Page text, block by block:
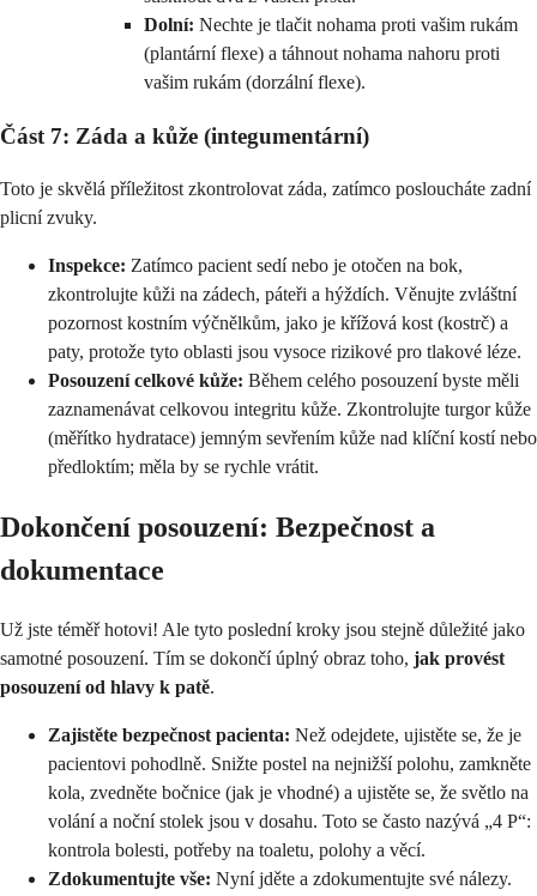
Dolní: Nechte je tlačit nohama proti vašim rukám
(plantární flexe) a táhnout nohama nahoru proti
vašim rukám (dorzální flexe).
Část 7: Záda a kůže (integumentární)
Toto je skvělá příležitost zkontrolovat záda, zatímco posloucháte zadní
plicní zvuky.
Inspekce: Zatímco pacient sedí nebo je otočen na bok,
zkontrolujte kůži na zádech, páteři a hýždích. Věnujte zvláštní
pozornost kostním výčnělkům, jako je křížová kost (kostrč) a
paty, protože tyto oblasti jsou vysoce rizikové pro tlakové léze.
Posouzení celkové kůže: Během celého posouzení byste měli
zaznamenávat celkovou integritu kůže. Zkontrolujte turgor kůže
(měřítko hydratace) jemným sevřením kůže nad klíční kostí nebo
předloktím; měla by se rychle vrátit.
Dokončení posouzení: Bezpečnost a
dokumentace
Už jste téměř hotovi! Ale tyto poslední kroky jsou stejně důležité jako
samotné posouzení. Tím se dokončí úplný obraz toho, jak provést
posouzení od hlavy k patě.
Zajistěte bezpečnost pacienta: Než odejdete, ujistěte se, že je
pacientovi pohodlně. Snižte postel na nejnižší polohu, zamkněte
kola, zvedněte bočnice (jak je vhodné) a ujistěte se, že světlo na
volání a noční stolek jsou v dosahu. Toto se často nazývá „4 P“:
kontrola bolesti, potřeby na toaletu, polohy a věcí.
Zdokumentujte vše: Nyní jděte a zdokumentujte své nálezy.